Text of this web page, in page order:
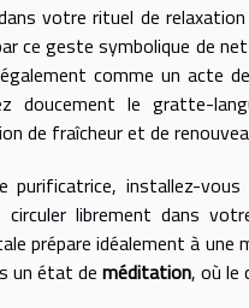
votre rituel de
ce geste symbolique de
comme un acte
doucement le gratte-
de fraîcheur et de
purificatrice, installez-
librement dans
prépare idéalement à
un état de méditation, où le